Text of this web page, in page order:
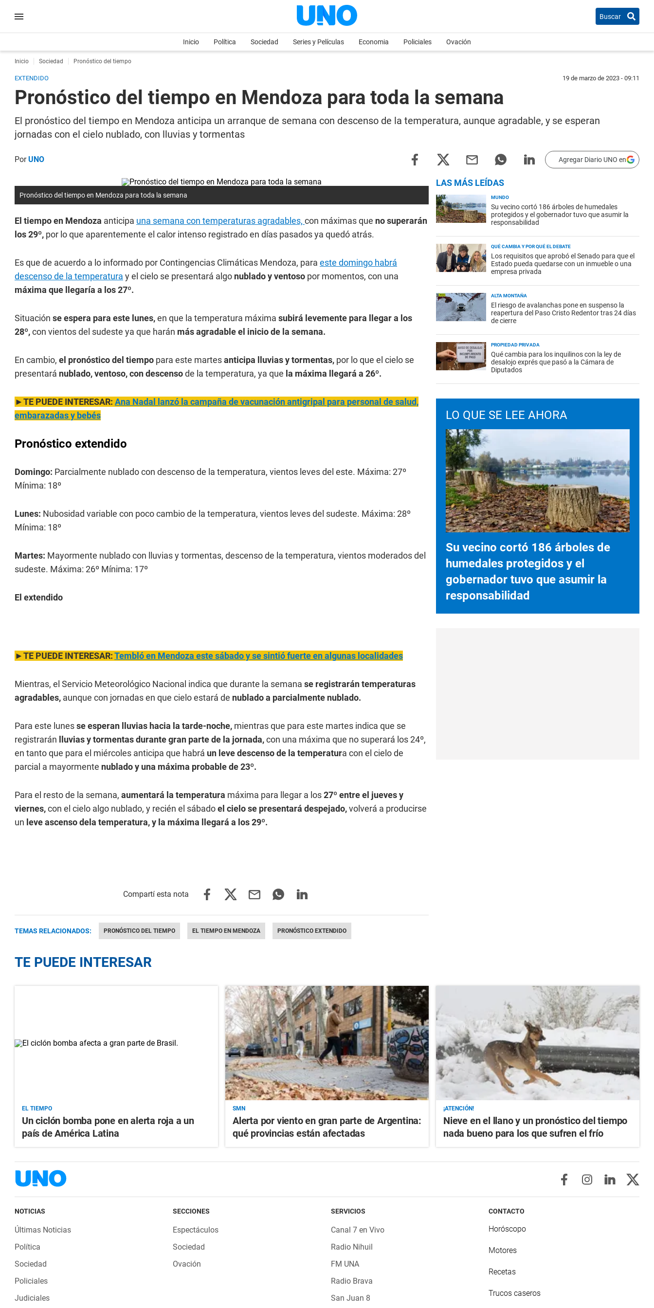
Buscar
Inicio Política Sociedad Series y Películas Economia Policiales Ovación
Inicio Sociedad Pronóstico del tiempo
EXTENDIDO 19 de marzo de 2023 - 09:11
Pronóstico del tiempo en Mendoza para toda la semana
El pronóstico del tiempo en Mendoza anticipa un arranque de semana con descenso de la temperatura, aunque agradable, y se esperan
jornadas con el cielo nublado, con lluvias y tormentas
PorUNO Agregar Diario UNO en
Pronóstico del tiempo en Mendoza para toda la semana
El tiempo en Mendoza anticipa una semana con temperaturas agradables, con máximas que no superarán
los 29º, por lo que aparentemente el calor intenso registrado en días pasados ya quedó atrás.
Es que de acuerdo a lo informado por Contingencias Climáticas Mendoza, para este domingo habrá
descenso de la temperatura y el cielo se presentará algo nublado y ventoso por momentos, con una
máxima que llegaría a los 27º.
Situación se espera para este lunes,en que la temperatura máxima subirá levemente para llegar a los
28º,con vientos del sudeste ya que harán más agradable el inicio de la semana.
En cambio, el pronóstico del tiempo para este martesanticipa lluvias y tormentas, por lo que el cielo se
presentará nublado, ventoso, con descensode la temperatura, ya que la máxima llegará a 26º.
►TE PUEDE INTERESAR: Ana Nadal lanzó la campaña de vacunación antigripal para personal de salud,
embarazadas y bebés
Pronóstico extendido
Domingo: Parcialmente nublado con descenso de la temperatura, vientos leves del este. Máxima: 27º
Mínima: 18º
Lunes: Nubosidad variable con poco cambio de la temperatura, vientos leves del sudeste. Máxima: 28º
Mínima: 18º
Martes: Mayormente nublado con lluvias y tormentas, descenso de la temperatura, vientos moderados del
sudeste. Máxima: 26º Mínima: 17º
El extendido
►TE PUEDE INTERESAR:Tembló en Mendoza este sábado y se sintió fuerte en algunas localidades
Mientras, el Servicio Meteorológico Nacional indica que durante la semana se registrarán temperaturas
agradables, aunque con jornadas en que cielo estará de nublado a parcialmente nublado.
Para este lunesse esperan lluvias hacia la tarde-noche, mientras que para este martes indica que se
registrarán
lluvias y tormentas durante gran parte de la jornada,con una máxima que no superará los 24º,
en tanto que para el miércoles anticipa que habrá un leve descenso de la temperatura con el cielo de
parcial a mayormente nublado y una máxima probable de 23º.
Para el resto de la semana, aumentará la temperatura máxima para llegar a los27º entre el jueves y
viernes,con el cielo algo nublado, y recién el sábadoel cielo se presentará despejado,volverá a producirse
un leve ascenso dela temperatura, y la máxima llegará a los 29º.
TEMAS RELACIONADOS: PRONÓSTICO DEL TIEMPO EL TIEMPO EN MENDOZA PRONÓSTICO EXTENDIDO
LAS MÁS LEÍDAS
MUNDO
Su vecino cortó 186 árboles de humedales
protegidos y el gobernador tuvo que asumir la
responsabilidad
QUÉ CAMBIA Y POR QUÉ EL DEBATE
Los requisitos que aprobó el Senado para que el
Estado pueda quedarse con un inmueble o una
empresa privada
ALTA MONTAÑA
El riesgo de avalanchas pone en suspenso la
reapertura del Paso Cristo Redentor tras 24 días
de cierre
PROPIEDAD PRIVADA
Qué cambia para los inquilinos con la ley de
desalojo exprés que pasó a la Cámara de
Diputados
LO QUE SE LEE AHORA
Su vecino cortó 186 árboles de
humedales protegidos y el
gobernador tuvo que asumir la
responsabilidad
TE PUEDE INTERESAR
EL TIEMPO
Un ciclón bomba pone en alerta roja a un
país de América Latina
SMN
Alerta por viento en gran parte de Argentina:
qué provincias están afectadas
¡ATENCIÓN!
Nieve en el llano y un pronóstico del tiempo
nada bueno para los que sufren el frío
NOTICIAS
Últimas Noticias
Política
Sociedad
Policiales
Judiciales
SECCIONES
Espectáculos
Sociedad
Ovación
SERVICIOS
Canal 7 en Vivo
Radio Nihuil
FM UNA
Radio Brava
San Juan 8
CONTACTO
Horóscopo
Motores
Recetas
Trucos caseros